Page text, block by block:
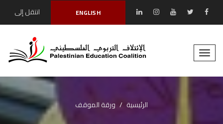
ENGLISH
انتقل إلى
Toggle
الرئيسية ورقة الموقف